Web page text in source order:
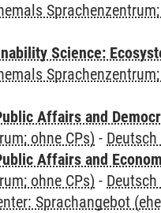
Science:
Affairs and
ohne CPs) -
Affairs and
ohne CPs) -
Sprachangebot